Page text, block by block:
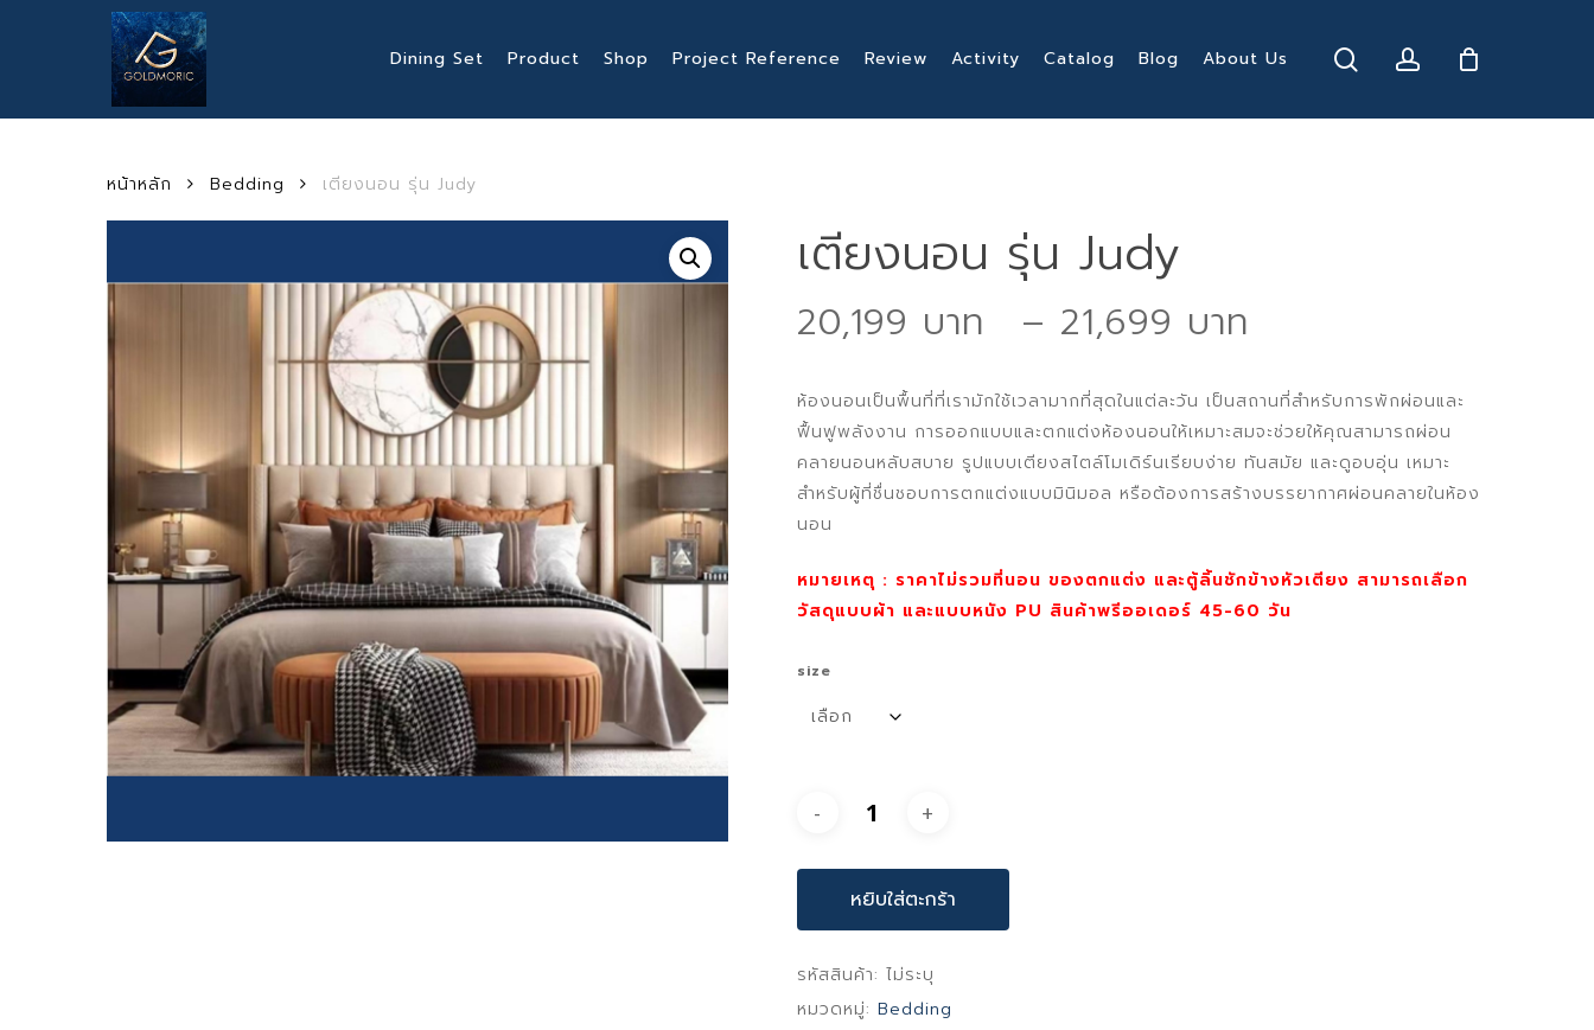
Hit enter to search or ESC to close
Dining Set Product Shop Project Reference Review Activity Catalog Blog About Us search account
หน้าหลัก Bedding เตียงนอน รุ่น Judy
เตียงนอน รุ่น Judy
20,199 – 21,699
20,199 ฿
through
21,699 ฿
ห้องนอนเป็นพื้นที่ที่เรามักใช้เวลามากที่สุดในแต่ละวัน เป็นสถานที่สำหรับการพักผ่อนและ
ฟื้นฟูพลังงาน การออกแบบและตกแต่งห้องนอนให้เหมาะสมจะช่วยให้คุณสามารถผ่อน
คลายนอนหลับสบาย รูปแบบเตียงสไตล์โมเดิร์นเรียบง่าย ทันสมัย และดูอบอุ่น เหมาะ
สำหรับผู้ที่ชื่นชอบการตกแต่งแบบมินิมอล หรือต้องการสร้างบรรยากาศผ่อนคลายในห้อง
นอน
หมายเหตุ : ราคาไม่รวมที่นอน ของตกแต่ง และตู้ลิ้นชักข้างหัวเตียง สามารถเลือก
วัสดุแบบผ้า และแบบหนัง PU สินค้าพรีออเดอร์ 45-60 วัน
size
หยิบใส่ตะกร้า
รหัสสินค้า: ไม่ระบุ
หมวดหมู่: Bedding